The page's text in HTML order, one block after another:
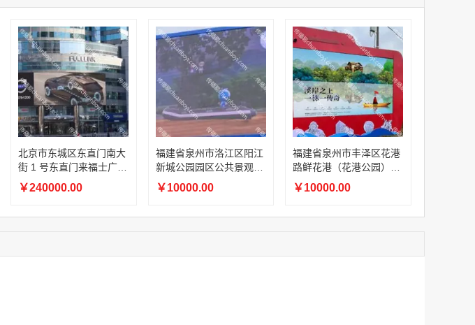
03:20:56 156****3374 联系了该媒体所在商家
15:42:33
158****0746
联系了该媒体所在商家
13:59:39 189****2617 联系了该媒体所在商家
12:40:20 177****7961 联系了该媒体所在商家
￥27600.00
香港双层巴士车身广告（含车顶）
￥77000.00
北京市东城区东直门南大
街 1 号东直门来福士广场
商超外立面室外 173㎡高
清户外 LED 广告大屏
￥240000.00
福建省泉州市洛江区阳江
新城公园园区公共景观户
外全彩 LED 屏
￥10000.00
福建省泉州市丰泽区花港
路鲜花港（花港公园）园
区中心广场户外全彩 LED
屏
￥10000.00